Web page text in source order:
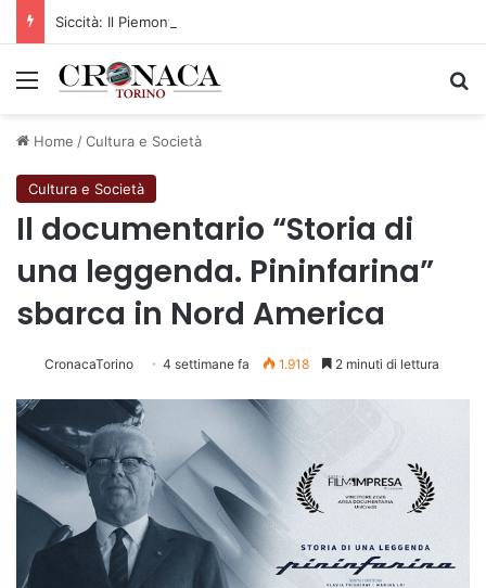
Menu
Home /Cultura e Società
Cultura e Società
Il documentario “Storia di
una leggenda. Pininfarina”
sbarca in Nord America
CronacaTorino 4 settimane fa 1.918 2 minuti di lettura